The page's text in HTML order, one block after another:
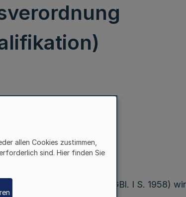
nach dem
Gesetz
vom 14. August 2006 (BGBl. I S. 1958)
allen Cookies zustimmen,
sind. Hier finden Sie